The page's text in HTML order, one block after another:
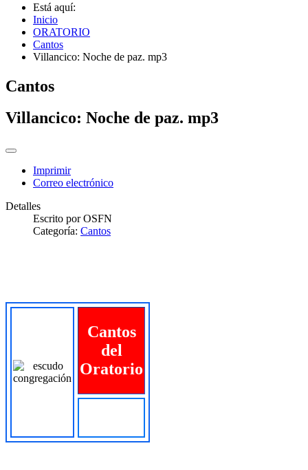
Está aquí:
Inicio
ORATORIO
Cantos
Villancico: Noche de paz. mp3
Cantos
Villancico: Noche de paz. mp3
Imprimir
Correo electrónico
Detalles
Escrito porOSFN
Categoría: Cantos
Cantos
del
Oratorio